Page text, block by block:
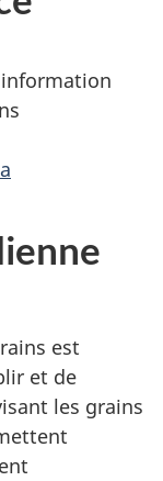
est
et de
les grains